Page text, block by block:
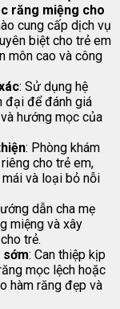
răng miệng cho
cung cấp dịch vụ
biệt cho trẻ em
môn cao và công
: Sử dụng hệ
đại để đánh giá
hướng mọc của
: Phòng khám
cho trẻ em,
và loại bỏ nỗi
dẫn cha mẹ
miệng và xây
trẻ.
sớm: Can thiệp kịp
mọc lệch hoặc
hàm răng đẹp và